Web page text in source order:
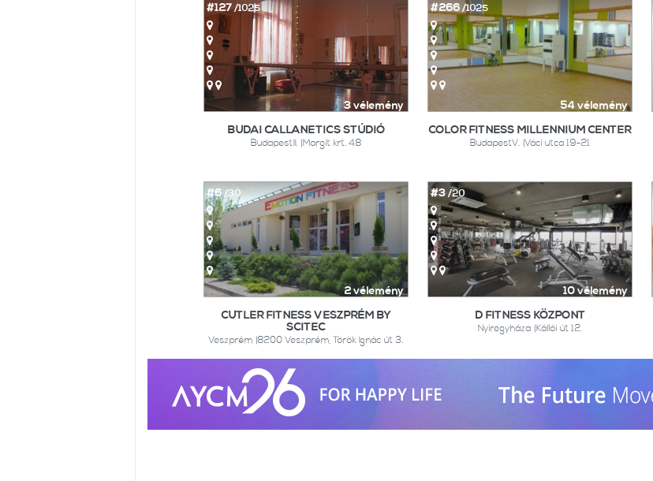
3 vélemény
#127 /1025
BUDAI CALLANETICS STÚDIÓ
BudapestII. |Margit krt. 48
54 vélemény
#266/1025
COLOR FITNESS MILLENNIUM CENTER
BudapestV. |Váci utca 19-21
2 vélemény
#6/30
CUTLER FITNESS VESZPRÉM BY
SCITEC
Veszprém |8200 Veszprém, Török Ignác út 3.
10 vélemény
#3 /20
D FITNESS KÖZPONT
Nyíregyháza |Kállói út 12.